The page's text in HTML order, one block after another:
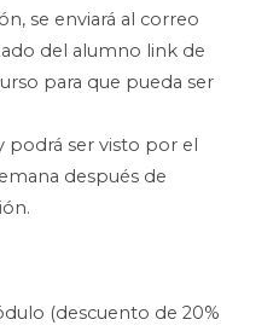
se enviará al correo
del alumno link de
para que pueda ser
podrá ser visto por el
después de
(descuento de 20%